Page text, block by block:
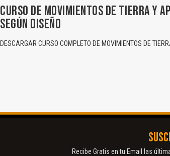
CURSO DE MOVIMIENTOS DE TIERRA Y
SEGÚN DISEÑO
DESCARGAR CURSO COMPLETO DE MOVIMIENTOS DE
Recibe Gratis en tu Email las